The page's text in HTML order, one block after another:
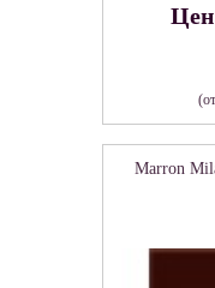
Marron